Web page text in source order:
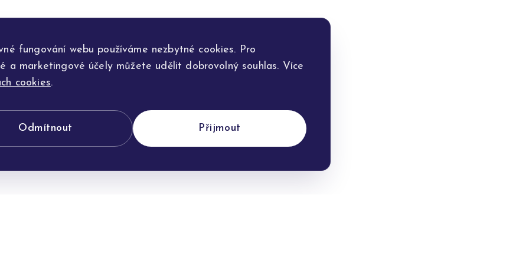
fungování webu používáme nezbytné cookies. Pro
a marketingové účely můžete udělit dobrovolný souhlas. Více
cookies.
Odmítnout Přijmout